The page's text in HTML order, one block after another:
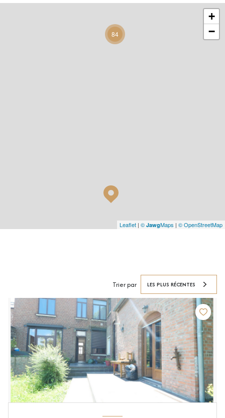
84
+
−
Leaflet | © JawgMaps | © OpenStreetMap
Trier par LES PLUS RÉCENTES